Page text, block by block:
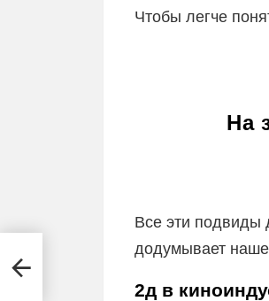
Чтобы легче
На
Все эти подвиды
додумывает наше
2д в